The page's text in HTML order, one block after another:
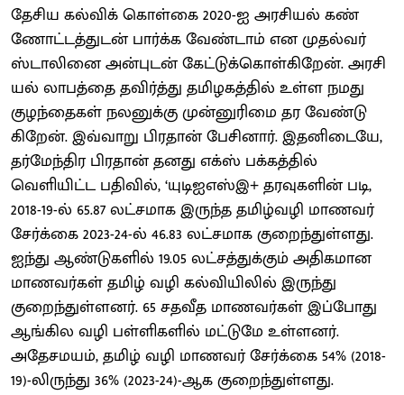
தேசிய கல்விக் கொள்கை 2020-ஐ அரசி​யல் கண்​
ணோட்​டத்​துடன் பார்க்க வேண்​டாம் என முதல்​வர்
ஸ்டா​லினை அன்​புடன் கேட்டுக்​கொள்​கிறேன். அரசி​
யல் லாபத்தை தவிர்த்து தமிழகத்​தில் உள்ள நமது
குழந்​தைகள் நலனுக்கு முன்​னுரிமை தர வேண்​டு​
கிறேன். இவ்​வாறு பிர​தான் பேசி​னார். இதனிடையே,
தர்மேந்திர பிரதான் தனது எக்ஸ் பக்கத்தில்
வெளியிட்ட பதிவில், ‘யுடிஐஎஸ்இ+ தரவுகளின் படி,
2018-19-ல் 65.87 லட்​ச​மாக இருந்த தமிழ்வழி மாணவர்
சேர்க்கை 2023-24-ல் 46.83 லட்​ச​மாக குறைந்​துள்​ளது.
ஐந்து ஆண்​டு​களில் 19.05 லட்​சத்​துக்​கும் அதி​க​மான
மாணவர்​கள் தமிழ் வழி கல்​வியி​லில் இருந்து
குறைந்​துள்​ளனர். 65 சதவீத மாணவர்​கள் இப்​போது
ஆங்​கில வழி பள்​ளி​களில் மட்​டுமே உள்​ளனர்.
அதேசம​யம், தமிழ் வழி மாணவர் சேர்க்கை 54% (2018-
19)-லிருந்து 36% (2023-24)-ஆக குறைந்​துள்​ளது.